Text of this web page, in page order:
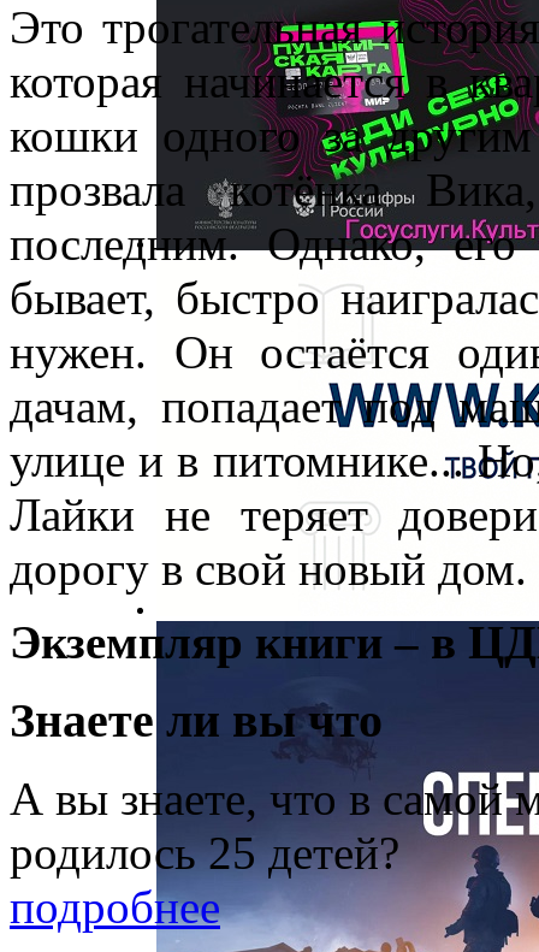
Это трогательная
которая начинается в
кошки одного за
прозвала котёнка
последним. Однако, его
бывает, быстро
нужен. Он остаётся
дачам, попадает под
улице и в питомнике...
Лайки не теряет
дорогу в свой новый дом.
Экземпляр книги – в
Знаете ли вы что
А вы знаете, что в самой
родилось 25 детей?
подробнее